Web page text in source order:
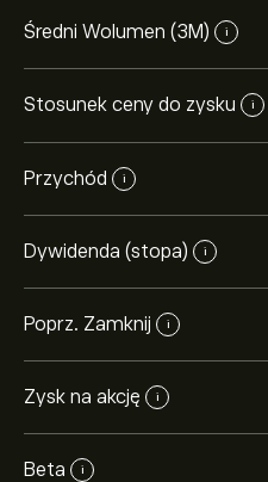
Średni Wolumen (3M) i
Stosunek ceny do zysku i
Przychód i
Dywidenda (stopa) i
Poprz. Zamknij i
Zysk na akcję i
Beta i